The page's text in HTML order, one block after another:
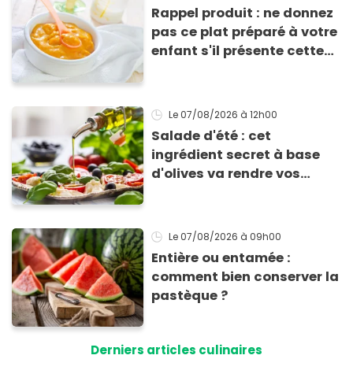
Rappel produit : ne donnez
pas ce plat préparé à votre
enfant s'il présente cette
Le 07/08/2026 à 12h00
Salade d'été : cet
ingrédient secret à base
d'olives va rendre vos
Le 07/08/2026 à 09h00
Entière ou entamée :
comment bien conserver la
pastèque ?
Derniers articles culinaires